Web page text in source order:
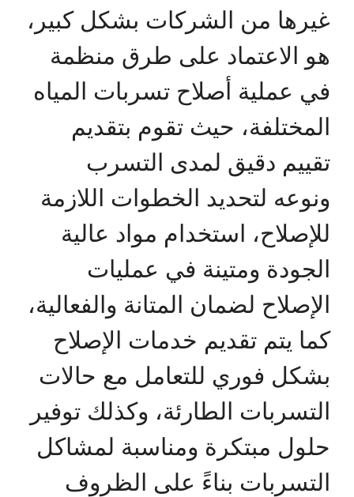
غيرها من الشركات بشكل كبير،
هو الاعتماد على طرق منظمة
في عملية أصلاح تسربات المياه
المختلفة، حيث تقوم بتقديم
تقييم دقيق لمدى التسرب
ونوعه لتحديد الخطوات اللازمة
للإصلاح، استخدام مواد عالية
الجودة ومتينة في عمليات
الإصلاح لضمان المتانة والفعالية،
كما يتم تقديم خدمات الإصلاح
بشكل فوري للتعامل مع حالات
التسربات الطارئة، وكذلك توفير
حلول مبتكرة ومناسبة لمشاكل
التسربات بناءً على الظروف